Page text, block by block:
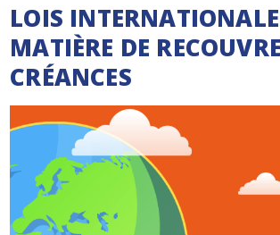
LOIS
MATIÈRE DE
CRÉANCES